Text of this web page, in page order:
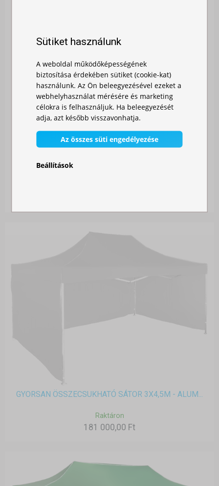
GYORSAN ÖSSZECSUKHATÓ SÁTOR 3X3 M - ALUMÍ...
GYORSAN ÖSSZECSUKHATÓ SÁTOR 3X4,5M - ALUM...
Raktáron
181 000,00 Ft
Sütiket használunk
A weboldal működőképességének
biztosítása érdekében sütiket (cookie-kat)
használunk. Az Ön beleegyezésével ezeket a
webhelyhasználat mérésére és marketing
célokra is felhasználjuk. Ha beleegyezését
adja, azt később visszavonhatja.
Az összes süti engedélyezése
Beállítások